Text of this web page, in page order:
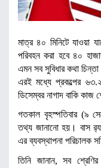
মাত্র ৪০ মিনিটে যাওয়া
পরিবহন করা হবে ৪০
এমন সব সুবিধার কথা চিন্তা
এরই মধ্যে প্রকল্পের
ডিসেম্বর নাগাদ বাকি কাজ
গতকাল বৃহস্পতিবার (৯
তথ্য জানানো হয়। বাস
এর ব্যবস্থাপনা পরিচালক
তিনি জানান, সব